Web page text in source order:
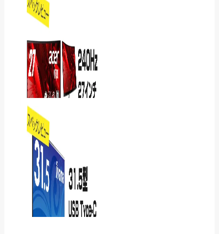
iiyamaのProLite
XB2497HSN-B1Jレビュー
｜USB-C 1本で給電…